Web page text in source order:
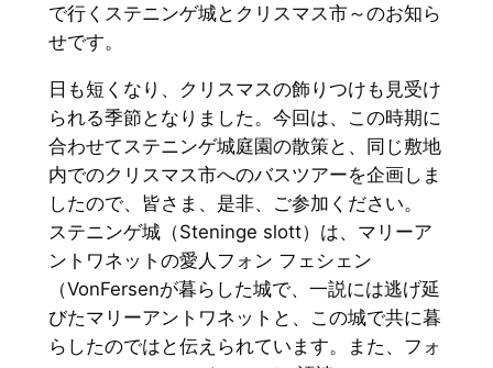
で行くステニンゲ城とクリスマス市～のお知ら
せです。
日も短くなり、
クリスマスの飾りつけも見受け
られる季節となりました。今回は、
この時期に
合わせてステニンゲ城庭園の散策と、 同じ敷地
内でのクリスマス市へのバスツアーを企画しま
したので、 皆さま、是非、ご参加ください。
ステニンゲ城（Steninge slott）は、マリーア
ントワネットの愛人フォン フェシェン
（VonFersenが暮らした城で、 一説には逃げ延
びたマリーアントワネットと、
この城で共に暮
らしたのではと伝えられています。また、フォ